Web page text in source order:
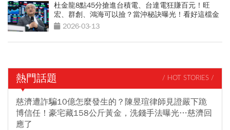
杜金龍8點45分搶進台積電、台達電狂賺百元！旺
宏、群創、鴻海可以撿？當沖秘訣曝光！看好這檔金
融股衝百元
2026-03-13
熱門話題 / HOT STORIES /
慈濟遭詐騙10億怎麼發生的？陳昱瑄律師見證嚴下跪
博信任！豪宅藏158公斤黃金，洗錢手法曝光…慈濟回
應了